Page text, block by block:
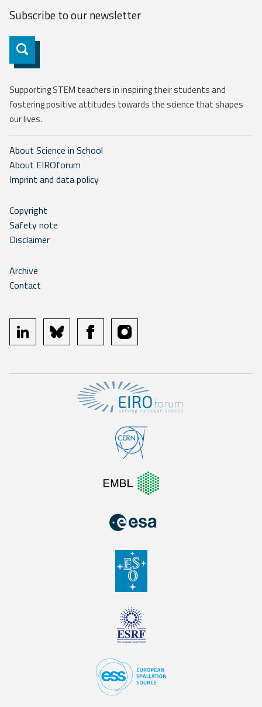
Subscribe to ournewsletter
Subscribe
Supporting STEM teachers in inspiring their students and
fostering positive attitudes towards the science that shapes
our lives.
About Science in School
About EIROforum
Imprint and data policy
Copyright
Safety note
Disclaimer
Archive
Contact
linkedin bluesky facebookinstagram